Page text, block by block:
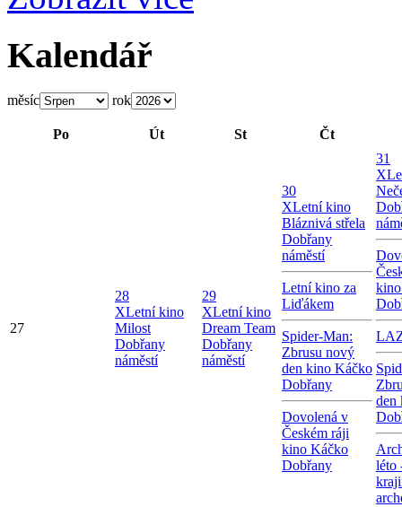
Kalendář
měsíc rok
Po Út St Čt
27
28
XLetní kino
Milost
Dobřany
náměstí
29
XLetní kino
Dream Team
Dobřany
náměstí
30
XLetní kino
Bláznivá střela
Dobřany
náměstí
Letní kino za
Liďákem
Spider-Man:
Zbrusu nový
den kino Káčko
Dobřany
Dovolená v
Českém ráji
kino Káčko
Dobřany
31
X
den
léto